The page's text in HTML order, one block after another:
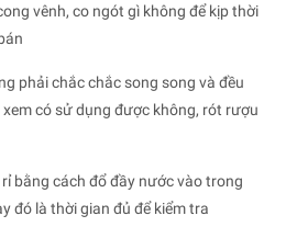
vênh, co ngót gì không để kịp thời
phải chắc chắc song song và đều
có sử dụng được không, rót rượu
bằng cách đổ đầy nước vào trong
đó là thời gian đủ để kiểm tra